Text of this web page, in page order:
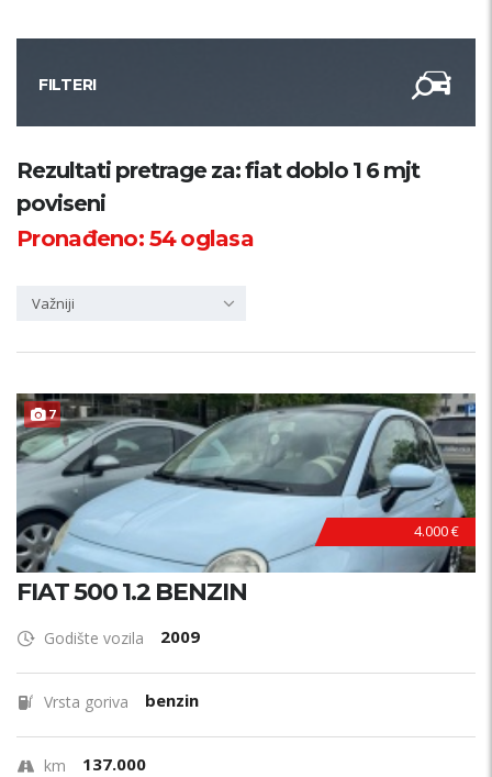
FILTERI
Kategorija
Županija
Rezultati pretrage za: fiat doblo 1 6 mjt
poviseni
Pronađeno:54oglasa
Važniji
7
4.000 €
FIAT 500 1.2 BENZIN
Godište vozila 2009
Vrsta goriva benzin
km 137.000